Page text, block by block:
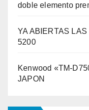
doble elemento
YA ABIERTAS
5200
Kenwood «TM-
JAPON